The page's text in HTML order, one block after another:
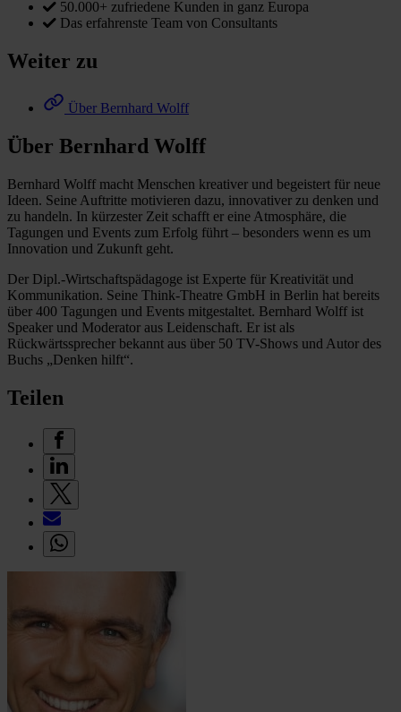
50.000+ zufriedene Kunden in ganz Europa
Das erfahrenste Team von Consultants
Weiter zu
Über Bernhard Wolff
Über Bernhard Wolff
Bernhard Wolff macht Menschen kreativer und begeistert für neue
Ideen. Seine Auftritte motivieren dazu, innovativer zu denken und
zu handeln. In kürzester Zeit schafft er eine Atmosphäre, die
Tagungen und Events zum Erfolg führt – besonders wenn es um
Innovation und Zukunft geht.
Der Dipl.-Wirtschaftspädagoge ist Experte für Kreativität und
Kommunikation. Seine Think-Theatre GmbH in Berlin hat bereits
über 400 Tagungen und Events mitgestaltet. Bernhard Wolff ist
Speaker und Moderator aus Leidenschaft. Er ist als
Rückwärtssprecher bekannt aus über 50 TV-Shows und Autor des
Buchs „Denken hilft“.
Teilen